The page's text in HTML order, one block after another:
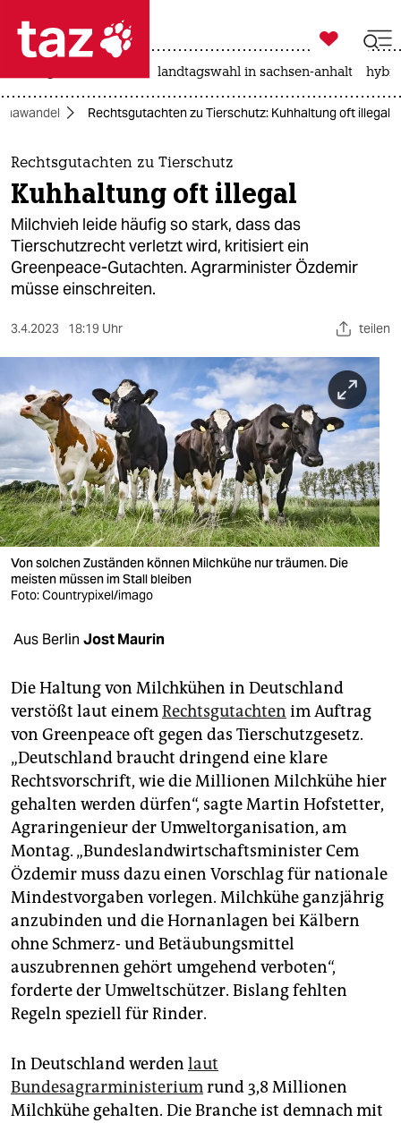
 taz zahl ich
taz zahl ich
themen
politik
öko
gesellschaft
kultur
sport
berlin
nord
wahrheit
verlag
verlag
veranstaltungen
unterstützen
abo
genossenschaft
epaper login

taz zahl ich
landtagswahl in sachsen-anhalt
Rechtsgutachten zu Tierschutz: Kuhhaltung oft illegal
Rechtsgutachten zu Tierschutz
Kuhhaltung oft illegal
Milchvieh leide häufig so stark, dass das
Tierschutzrecht verletzt wird, kritisiert ein
Greenpeace-Gutachten. Agrarminister Özdemir
müsse einschreiten.
3.4.2023 18:19 Uhr teilen
Von solchen Zuständen können Milchkühe nur träumen. Die
meisten müssen im Stall bleiben
Foto: Countrypixel/imago
Aus Berlin Jost Maurin
Die Haltung von Milchkühen in Deutschland
verstößt laut einemRechtsgutachten im Auftrag
von Greenpeace oft gegen das Tierschutzgesetz.
„Deutschland braucht dringend eine klare
Rechtsvorschrift, wie die Millionen Milchkühe hier
gehalten werden dürfen“, sagte Martin Hofstetter,
Agraringenieur der Umweltorganisation, am
Montag. „Bundeslandwirtschaftsminister Cem
Özdemir muss dazu einen Vorschlag für nationale
Mindestvorgaben vorlegen. Milchkühe ganzjährig
anzubinden und die Hornanlagen bei Kälbern
ohne Schmerz- und Betäubungsmittel
auszubrennen gehört umgehend verboten“,
forderte der Umweltschützer. Bislang fehlten
Regeln speziell für Rinder.
In Deutschland werden laut
Bundesagrarministeriumrund 3,8 Millionen
Milchkühe gehalten. Die Branche ist demnach mit